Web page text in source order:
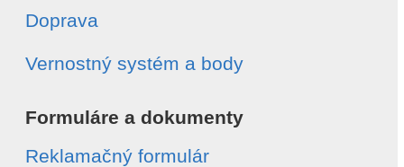
Doprava
Vernostný systém a body
Formuláre a dokumenty
Reklamačný formulár